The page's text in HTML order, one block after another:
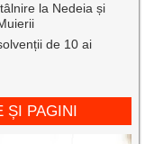
la Nedeia și
de 10 ai
PAGINI